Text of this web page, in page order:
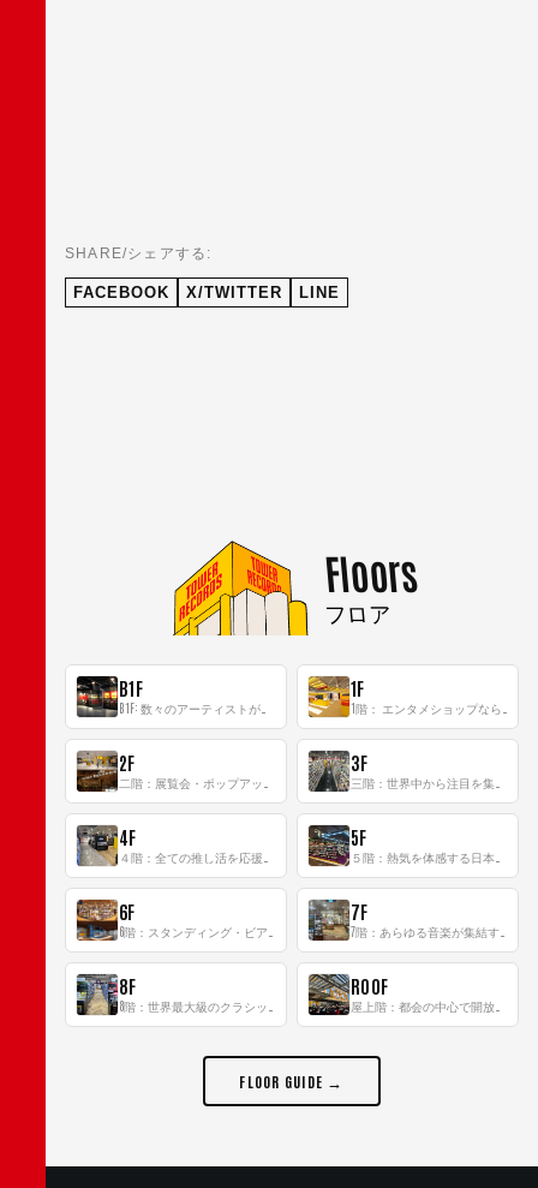
SHARE/シェアする:
FACEBOOK X/TWITTER LINE
Floors
フロア
B1F 1F
2F 3F
4F 5F
6F 7F
8F ROOF
FLOOR GUIDE →